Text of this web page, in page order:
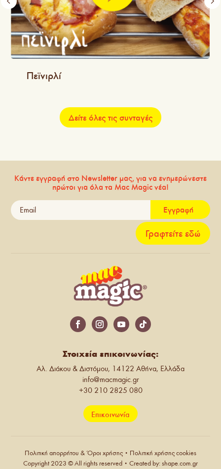
Πεϊνιρλί
Δείτε όλες τις συνταγές
Κάντε εγγραφή στο Newsletter μας, για να ενημερώνεστε
πρώτοι για όλα τα Mac Magic νέα!
Εγγραφή
Γραφτείτε εδώ
Στοιχεία επικοινωνίας:
Αλ. Διάκου & Διστόμου, 14122 Αθήνα, Ελλάδα
info@macmagic.gr
+30 210 2825 080
Επικοινωνία
Πολιτική απορρήτου & Όροι χρήσης • Πολιτική χρήσης cookies
Copyright 2023 © All rights reserved • Created by: shape.com.gr